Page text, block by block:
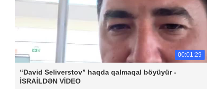
00:01:29
“David Seliverstov” haqda qalmaqal böyüyür -
İSRAİLDƏN VİDEO